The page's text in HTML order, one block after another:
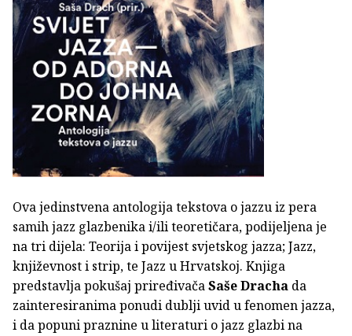
Ova jedinstvena antologija tekstova o jazzu iz pera
samih jazz glazbenika i/ili teoretičara, podijeljena je
na tri dijela: Teorija i povijest svjetskog jazza; Jazz,
književnost i strip, te Jazz u Hrvatskoj. Knjiga
predstavlja pokušaj priređivačaSaše Dracha da
zainteresiranima ponudi dublji uvid u fenomen jazza,
i da popuni praznine u literaturi o jazz glazbi na